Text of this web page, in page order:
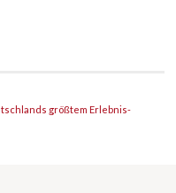
größtem Erlebnis-